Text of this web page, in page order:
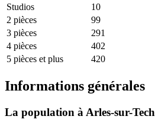
Studios
10
2 pièces
99
3 pièces
291
4 pièces
402
5 pièces et plus
420
Informations générales
La population à Arles-sur-Tech